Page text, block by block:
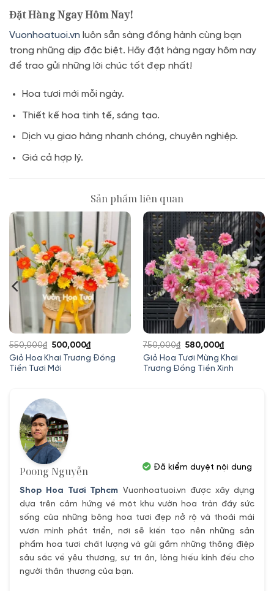
Đặt Hàng Ngay Hôm Nay!
Vuonhoatuoi.vn luôn sẵn sàng đồng hành cùng bạn
trong những dịp đặc biệt. Hãy đặt hàng ngay hôm nay
để trao gửi những lời chúc tốt đẹp nhất!
Hoa tươi mới mỗi ngày.
Thiết kế hoa tinh tế, sáng tạo.
Dịch vụ giao hàng nhanh chóng, chuyên nghiệp.
Giá cả hợp lý.
Sản phẩm liên quan
Giỏ Hoa Khai Trương Đồng
Tiền Tươi Mới
550,000₫ Giá
gốc
là:
500,000₫Giá
hiện
Giỏ Hoa Tươi Mừng Khai
Trương Đồng Tiền Xinh
750,000₫ Giá
gốc
là:
580,000₫Giá
hiện
tại
Poong Nguyễn
Shop Hoa Tươi Tphcm Vuonhoatuoi.vn được xây dựng
dựa trên cảm hứng về một khu vườn hoa tràn đầy sức
sống của những bông hoa tươi đẹp nở rộ và thoải mái
vươn mình phát triển, nơi sẽ kiến tạo nên những sản
phẩm hoa tươi chất lượng và gửi gắm những thông điệp
sâu sắc về yêu thương, sự tri ân, lòng hiếu kính đếu cho
người thân thương của bạn.
Đã kiểm duyệt nội dung